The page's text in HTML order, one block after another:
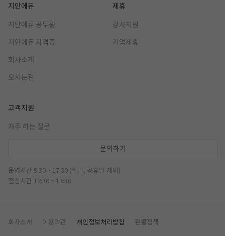
지안에듀
지안에듀 공무원
지안에듀 자격증
회사소개
오시는길
제휴
강사지원
기업제휴
고객지원
자주 하는 질문
문의하기
운영시간 9:30 ~ 17:30 (주말, 공휴일 제외)
점심시간 12:30 ~ 13:30
회사소개 이용약관 개인정보처리방침
환불정책